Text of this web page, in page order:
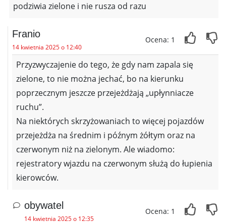
podziwia zielone i nie rusza od razu
Franio
14 kwietnia 2025 o 12:40
Ocena: 1
Przyzwyczajenie do tego, że gdy nam zapala się
zielone, to nie można jechać, bo na kierunku
poprzecznym jeszcze przejeżdżają „upłynniacze
ruchu”.
Na niektórych skrzyżowaniach to więcej pojazdów
przejeżdża na średnim i późnym żółtym oraz na
czerwonym niż na zielonym. Ale wiadomo:
rejestratory wjazdu na czerwonym służą do łupienia
kierowców.
obywatel
14 kwietnia 2025 o 12:35
Ocena: 1